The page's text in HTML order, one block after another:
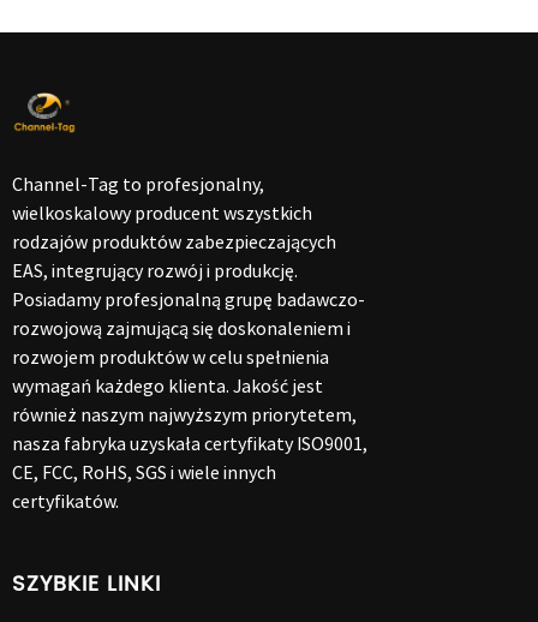
Channel-Tag to profesjonalny,
wielkoskalowy producent wszystkich
rodzajów produktów zabezpieczających
EAS, integrujący rozwój i produkcję.
Posiadamy profesjonalną grupę badawczo-
rozwojową zajmującą się doskonaleniem i
rozwojem produktów w celu spełnienia
wymagań każdego klienta. Jakość jest
również naszym najwyższym priorytetem,
nasza fabryka uzyskała certyfikaty ISO9001,
CE, FCC, RoHS, SGS i wiele innych
certyfikatów.
SZYBKIE LINKI